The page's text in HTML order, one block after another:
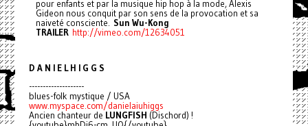
pour enfants et par la musique hip hop à la mode, Alexis
Gideon nous conquit par son sens de la provocation et sa
naiveté consciente. Sun Wu-Kong
TRAILER http://vimeo.com/12634051
D A N I E L H I G G S
--------------------
blues-folk mystique / USA
www.myspace.com/danielaiuhiggs
Ancien chanteur de LUNGFISH (Dischord) !